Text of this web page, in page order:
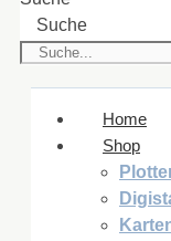
Suche
Home
Shop